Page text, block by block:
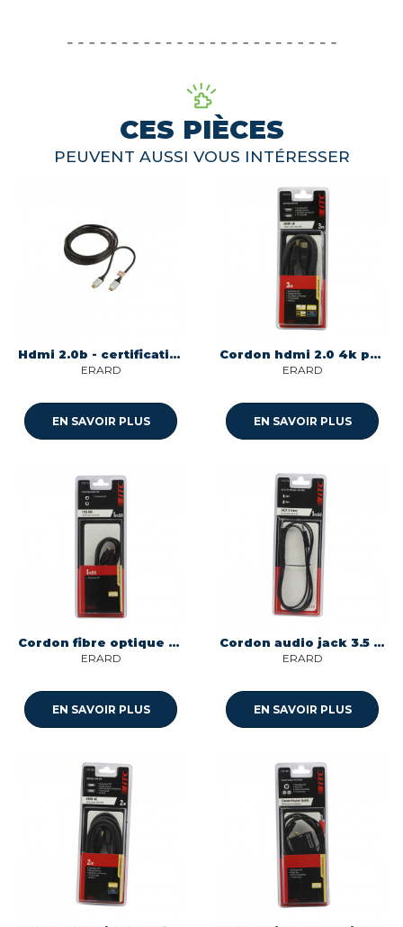
CES PIÈCES
PEUVENT AUSSI VOUS INTÉRESSER
Hdmi 2.0b - certification 2.0b premium 4k - or longueur 2m Itc 306850
ERARD
EN SAVOIR PLUS
Cordon hdmi 2.0 4k perfom 3m longueur 3m - male/male Itc 307881
ERARD
EN SAVOIR PLUS
Cordon fibre optique toslink longueur 1.5m - male/male Itc 301552
ERARD
EN SAVOIR PLUS
Cordon audio jack 3.5 m/m longueur 1.5m -jack m/ jack m Itc 301501
ERARD
EN SAVOIR PLUS